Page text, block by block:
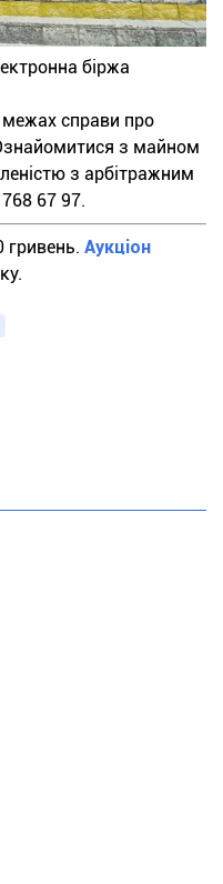
біржа
справи про
з майном
з арбітражним
67 97.
гривень. Аукціон